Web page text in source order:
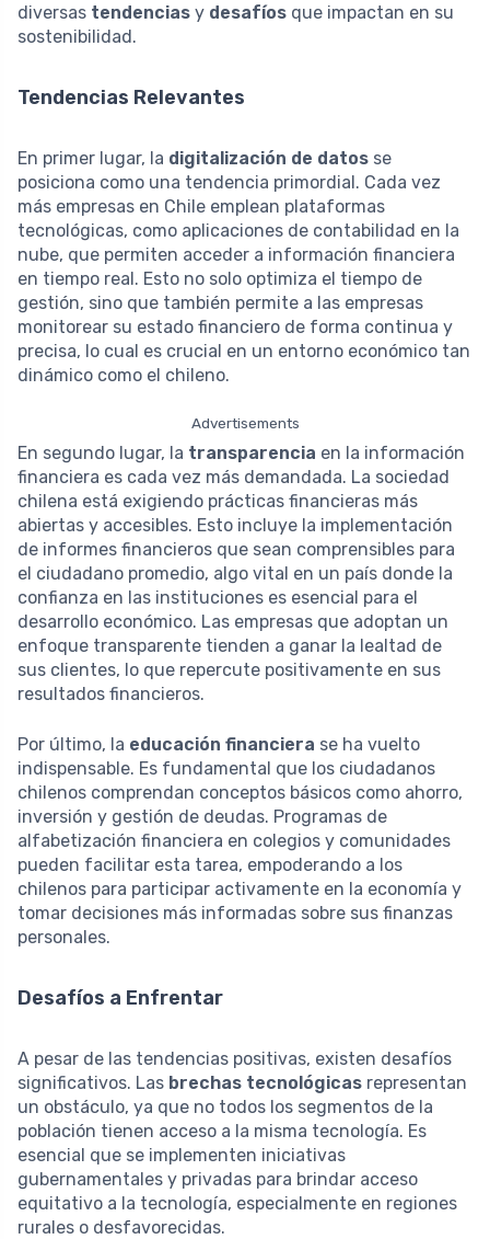
diversas tendencias y desafíos que impactan en su
sostenibilidad.
Tendencias Relevantes
En primer lugar, la digitalización de datos se
posiciona como una tendencia primordial. Cada vez
más empresas en Chile emplean plataformas
tecnológicas, como aplicaciones de contabilidad en la
nube, que permiten acceder a información financiera
en tiempo real. Esto no solo optimiza el tiempo de
gestión, sino que también permite a las empresas
monitorear su estado financiero de forma continua y
precisa, lo cual es crucial en un entorno económico tan
dinámico como el chileno.
Advertisements
En segundo lugar, la transparencia en la información
financiera es cada vez más demandada. La sociedad
chilena está exigiendo prácticas financieras más
abiertas y accesibles. Esto incluye la implementación
de informes financieros que sean comprensibles para
el ciudadano promedio, algo vital en un país donde la
confianza en las instituciones es esencial para el
desarrollo económico. Las empresas que adoptan un
enfoque transparente tienden a ganar la lealtad de
sus clientes, lo que repercute positivamente en sus
resultados financieros.
Por último, la educación financiera se ha vuelto
indispensable. Es fundamental que los ciudadanos
chilenos comprendan conceptos básicos como ahorro,
inversión y gestión de deudas. Programas de
alfabetización financiera en colegios y comunidades
pueden facilitar esta tarea, empoderando a los
chilenos para participar activamente en la economía y
tomar decisiones más informadas sobre sus finanzas
personales.
Desafíos a Enfrentar
A pesar de las tendencias positivas, existen desafíos
significativos. Las brechas tecnológicas representan
un obstáculo, ya que no todos los segmentos de la
población tienen acceso a la misma tecnología. Es
esencial que se implementen iniciativas
gubernamentales y privadas para brindar acceso
equitativo a la tecnología, especialmente en regiones
rurales o desfavorecidas.